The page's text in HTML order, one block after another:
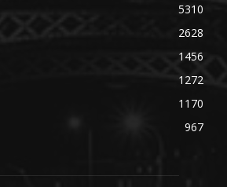
5310
2628
1456
1272
1170
967